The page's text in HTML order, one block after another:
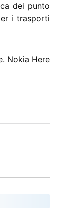
dei punto
i trasporti
Nokia Here